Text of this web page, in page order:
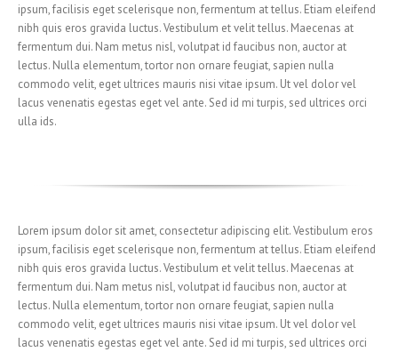
ipsum, facilisis eget scelerisque non, fermentum at tellus. Etiam eleifend
nibh quis eros gravida luctus. Vestibulum et velit tellus. Maecenas at
fermentum dui. Nam metus nisl, volutpat id faucibus non, auctor at
lectus. Nulla elementum, tortor non ornare feugiat, sapien nulla
commodo velit, eget ultrices mauris nisi vitae ipsum. Ut vel dolor vel
lacus venenatis egestas eget vel ante. Sed id mi turpis, sed ultrices orci
ulla ids.
Lorem ipsum dolor sit amet, consectetur adipiscing elit. Vestibulum eros
ipsum, facilisis eget scelerisque non, fermentum at tellus. Etiam eleifend
nibh quis eros gravida luctus. Vestibulum et velit tellus. Maecenas at
fermentum dui. Nam metus nisl, volutpat id faucibus non, auctor at
lectus. Nulla elementum, tortor non ornare feugiat, sapien nulla
commodo velit, eget ultrices mauris nisi vitae ipsum. Ut vel dolor vel
lacus venenatis egestas eget vel ante. Sed id mi turpis, sed ultrices orci